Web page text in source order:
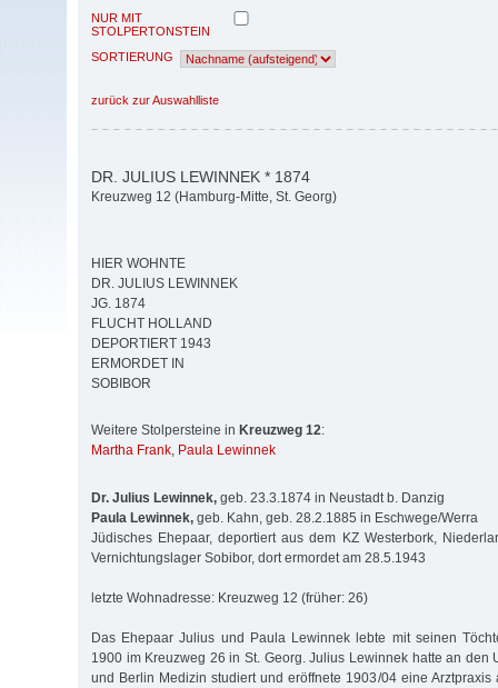
NUR MIT
STOLPERTONSTEIN
SORTIERUNG
zurück zur Auswahlliste
DR. JULIUS LEWINNEK * 1874
Kreuzweg 12 (Hamburg-Mitte, St. Georg)
HIER WOHNTE
DR. JULIUS LEWINNEK
JG. 1874
FLUCHT HOLLAND
DEPORTIERT 1943
ERMORDET IN
SOBIBOR
Weitere Stolpersteine in Kreuzweg 12:
Martha Frank, Paula Lewinnek
Dr. Julius Lewinnek, geb. 23.3.1874 in Neustadt b. Danzig
Paula Lewinnek, geb. Kahn, geb. 28.2.1885 in Eschwege/Werra
Jüdisches Ehepaar, deportiert aus dem KZ Westerbork,
Vernichtungslager Sobibor, dort ermordet am 28.5.1943
letzte Wohnadresse: Kreuzweg 12 (früher: 26)
Das Ehepaar Julius und Paula Lewinnek lebte mit seinen
1900 im Kreuzweg 26 in St. Georg. Julius Lewinnek hatte an den
und Berlin Medizin studiert und eröffnete 1903/04 eine Arztpraxis